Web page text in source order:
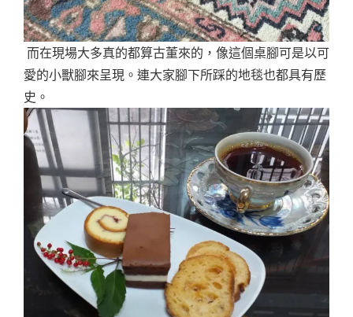
而在現場大多真的都算古董來的，像這個桌腳可是以可
愛的小獸腳來呈現。連大家腳下所踩的地毯也都具有歷
史。